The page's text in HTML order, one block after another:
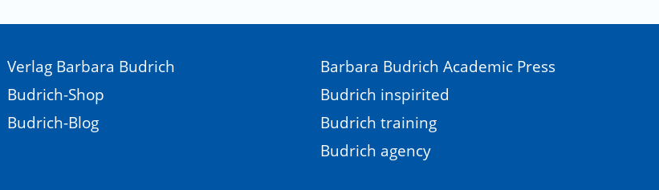
Verlag Barbara Budrich
Budrich-Shop
Budrich-Blog
Barbara Budrich Academic Press
Budrich inspirited
Budrich training
Budrich agency